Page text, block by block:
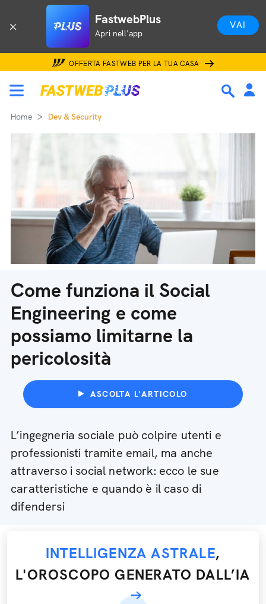
FastwebPlus
Apri nell'app
VAI
OFFERTA FASTWEB PER LA TUA CASA
Home Dev & Security
Come funziona il Social
Engineering e come
possiamo limitarne la
pericolosità
ASCOLTA L'ARTICOLO
L’ingegneria sociale può colpire utenti e
professionisti tramite email, ma anche
attraverso i social network: ecco le sue
caratteristiche e quando è il caso di
difendersi
INTELLIGENZA ASTRALE,
L'OROSCOPO GENERATO DALL’IA